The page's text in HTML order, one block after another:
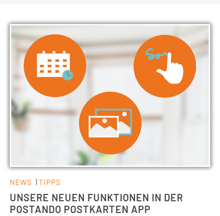
NEWS TIPPS
UNSERE NEUEN FUNKTIONEN IN DER
POSTANDO POSTKARTEN APP